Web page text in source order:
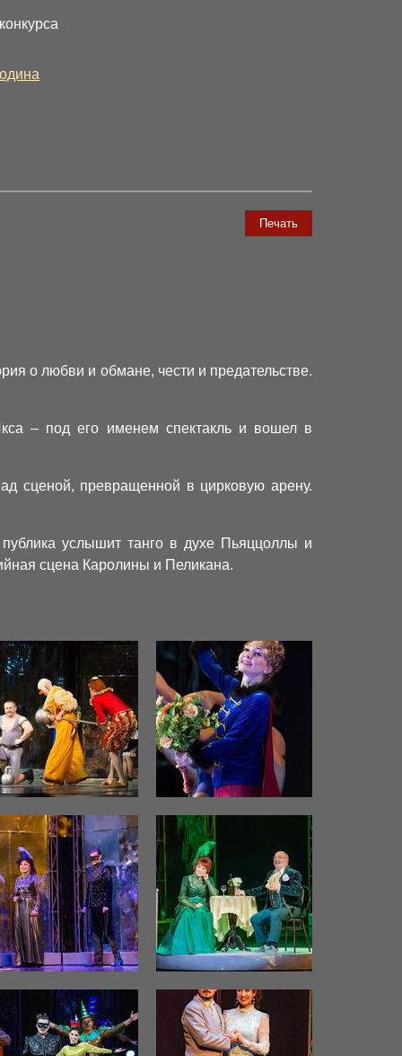
Печать
о любви и обмане, чести и предательстве.
– под его именем спектакль и вошел в
сценой, превращенной в цирковую арену.
услышит танго в духе Пьяццоллы и
сцена Каролины и Пеликана.